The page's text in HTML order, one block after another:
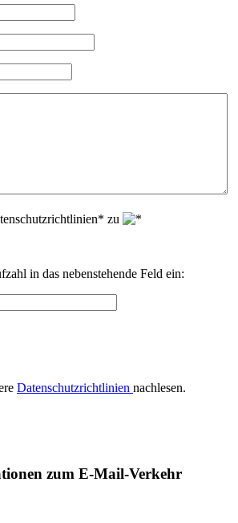
zu
in das nebenstehende Feld ein:
Datenschutzrichtlinien nachlesen.
zum E-Mail-Verkehr